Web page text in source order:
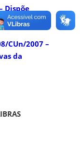
Dispõe
[PDF]
CUn/2007 –
da